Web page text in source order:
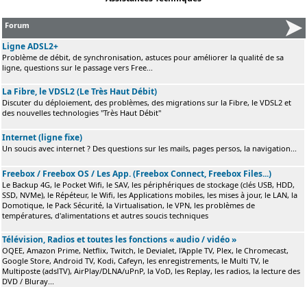
Forum
Ligne ADSL2+
Problème de débit, de synchronisation, astuces pour améliorer la qualité de sa
ligne, questions sur le passage vers Free...
La Fibre, le VDSL2 (Le Très Haut Débit)
Discuter du déploiement, des problèmes, des migrations sur la Fibre, le VDSL2 et
des nouvelles technologies "Très Haut Débit"
Internet (ligne fixe)
Un soucis avec internet ? Des questions sur les mails, pages persos, la navigation...
Freebox / Freebox OS / Les App. (Freebox Connect, Freebox Files...)
Le Backup 4G, le Pocket Wifi, le SAV, les périphériques de stockage (clés USB, HDD,
SSD, NVMe), le Répéteur, le Wifi, les Applications mobiles, les mises à jour, le LAN, la
Domotique, le Pack Sécurité, la Virtualisation, le VPN, les problèmes de
températures, d'alimentations et autres soucis techniques
Télévision, Radios et toutes les fonctions « audio / vidéo »
OQEE, Amazon Prime, Netflix, Twitch, le Devialet, l'Apple TV, Plex, le Chromecast,
Google Store, Android TV, Kodi, Cafeyn, les enregistrements, le Multi TV, le
Multiposte (adslTV), AirPlay/DLNA/uPnP, la VoD, les Replay, les radios, la lecture des
DVD / Bluray...